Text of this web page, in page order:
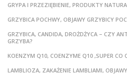
GRYPA I PRZEZIĘBIENIE, PRODUKTY
GRZYBICA POCHWY, OBJAWY GRZYBICY
GRZYBICA, CANDIDA, DROŻDŻYCA – CZY
GRZYBA?
KOENZYM Q10, COENZYME Q10 ,SUPER CO
LAMBLIOZA, ZAKAŻENIE LAMBLIAMI,